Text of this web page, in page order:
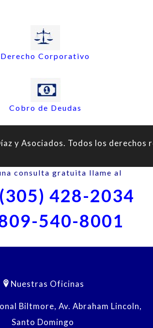
Derecho Corporativo
Cobro de Deudas
y Asociados. Todos los derechos
consulta gratuita llame al
428-2034
540-8001
Nuestras Oficinas
Biltmore, Av. Abraham Lincoln,
Santo Domingo